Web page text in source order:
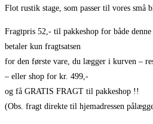
Flot rustik stage, som passer til vores små
Fragtpris 52,- til pakkeshop for både
betaler kun fragtsatsen
for den første vare, du lægger i kurven –
– eller shop for kr. 499,-
og få GRATIS FRAGT til pakkeshop !!
(Obs. fragt direkte til hjemadressen